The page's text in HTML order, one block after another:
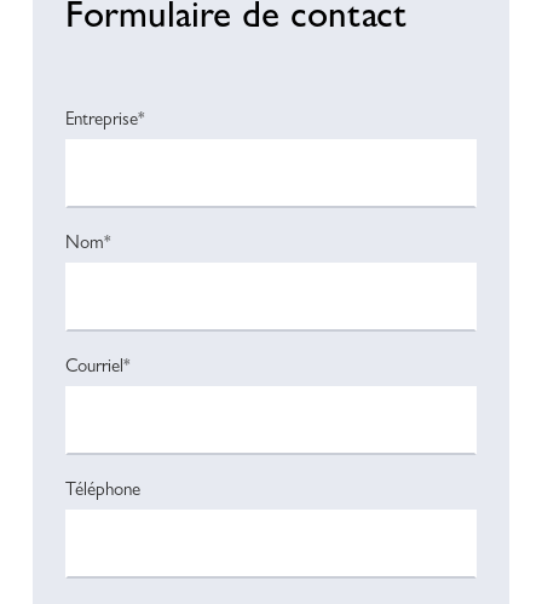
Formulaire de contact
Entreprise*
Nom*
Courriel*
Téléphone